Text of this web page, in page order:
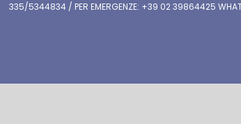
335/5344834 / PER EMERGENZE: +39 02 39864425